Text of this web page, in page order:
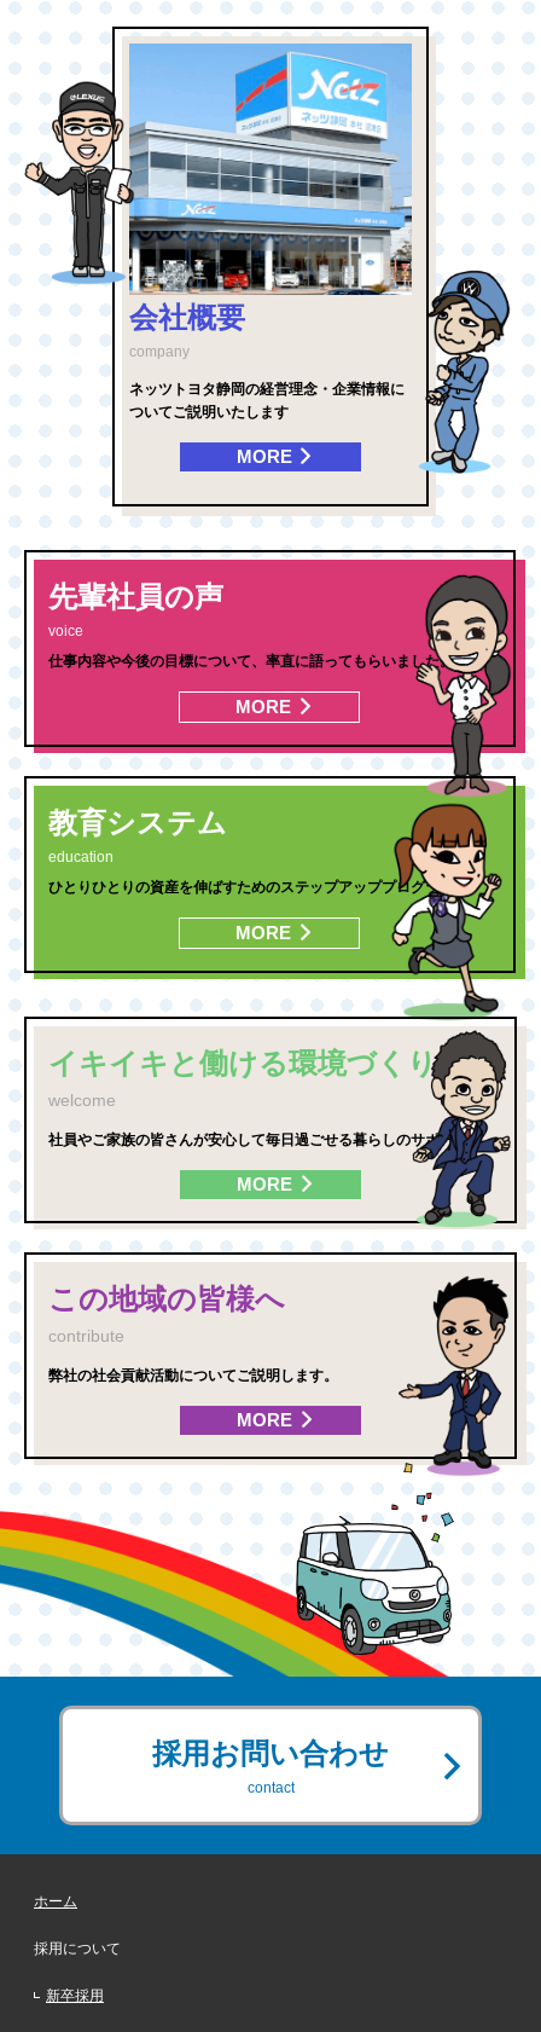
会社概要
company
ネッツトヨタ静岡の経営理念・企業情報に
ついてご説明いたします
MORE
先輩社員の声
voice
仕事内容や今後の目標について、率直に語ってもらいました。
MORE
教育システム
education
ひとりひとりの資産を伸ばすためのステップアッププログラム。
MORE
イキイキと働ける環境づくり
welcome
社員やご家族の皆さんが安心して毎日過ごせる暮らしのサポート
MORE
この地域の皆様へ
contribute
弊社の社会貢献活動についてご説明します。
MORE
採用お問い合わせ
contact
ホーム
採用について
新卒採用